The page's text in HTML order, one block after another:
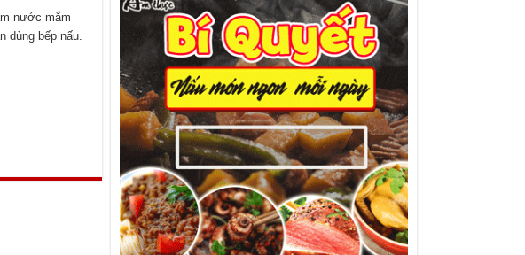
nước mắm
dùng bếp nấu.